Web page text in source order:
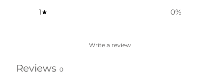
1
0%
Write a review
Reviews 0